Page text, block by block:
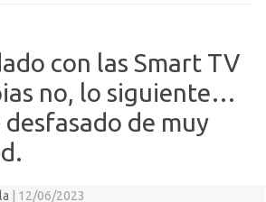
con las Smart TV
no, lo siguiente…
de muy
12/06/2023